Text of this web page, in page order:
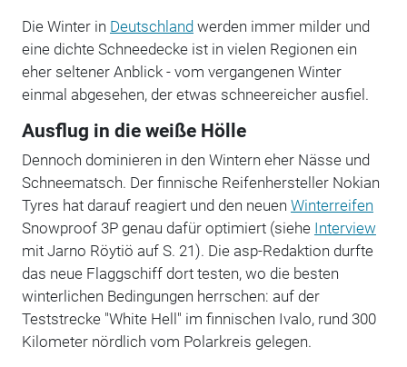
Die Winter in Deutschlandwerden immer milder und
eine dichte Schneedecke ist in vielen Regionen ein
eher seltener Anblick - vom vergangenen Winter
einmal abgesehen, der etwas schneereicher ausfiel.
Ausflug in die weiße Hölle
Dennoch dominieren in den Wintern eher Nässe und
Schneematsch. Der finnische Reifenhersteller Nokian
Tyres hat darauf reagiert und den neuen Winterreifen
Snowproof 3P genau dafür optimiert (siehe Interview
mit Jarno Röytiö auf S. 21). Die asp-Redaktion durfte
das neue Flaggschiff dort testen, wo die besten
winterlichen Bedingungen herrschen: auf der
Teststrecke "White Hell" im finnischen Ivalo, rund 300
Kilometer nördlich vom Polarkreis gelegen.